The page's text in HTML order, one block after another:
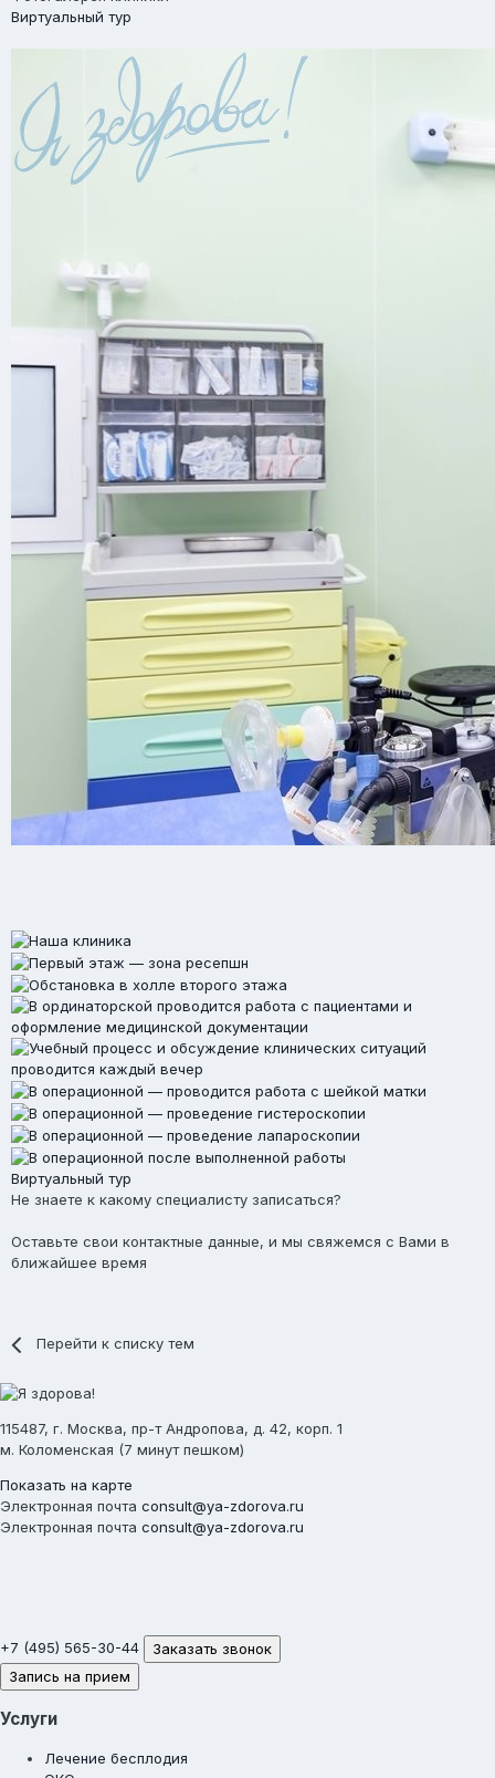
Виртуальный тур
Виртуальный тур
Не знаете к какому специалисту записаться?
Оставьте свои контактные данные, и мы свяжемся с Вами в
ближайшее время
Перейти к списку тем
115487, г. Москва, пр-т Андропова, д. 42, корп. 1
м. Коломенская (7 минут пешком)
Показать на карте
Электронная почта consult@ya-zdorova.ru
Электронная почта consult@ya-zdorova.ru
+7 (495) 565-30-44
Заказать звонок
Запись на прием
Услуги
Лечение бесплодия